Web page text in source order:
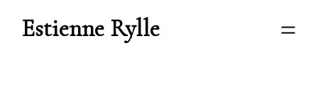
Estienne Rylle